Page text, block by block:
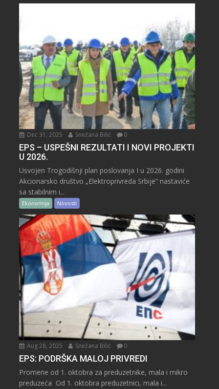
Dec 31, 2025 Snežana Bilić 0
EPS – USPEŠNI REZULTATI I NOVI PROJEKTI
U 2026.
Usvojen Trogodišnji plan poslovanja I u 2026. godini
Akcionarsko društvo „Elektroprivreda Srbije“ nastaviće
sa stabilnim i...
Ekonomija Novosti
Aug 28, 2025 Snežana Bilić 0
EPS: PODRŠKA MALOJ PRIVREDI
Promene od 1. oktobra za preduzetnike, mala i mikro
preduzeća Od 1. oktobra preduzetnici, mala i...